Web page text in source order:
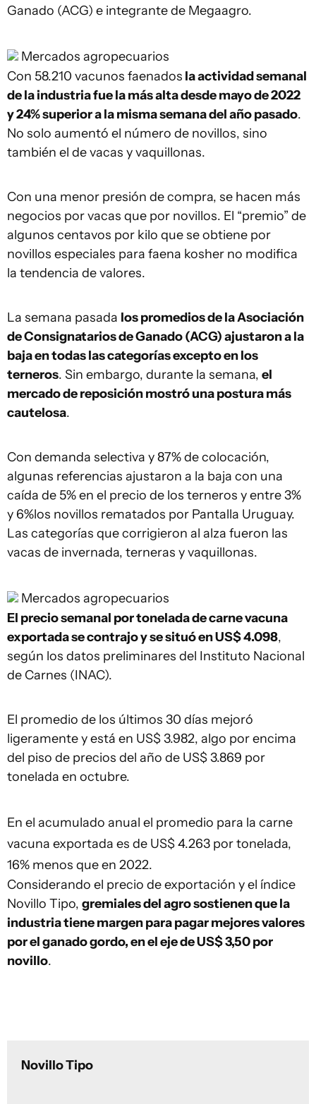
Ganado (ACG) e integrante de Megaagro.
Mercados agropecuarios
Con 58.210 vacunos faenados la actividad semanal
de la industria fue la más alta desde mayo de 2022
y 24% superior a la misma semana del año pasado.
No solo aumentó el número de novillos, sino
también el de vacas y vaquillonas.
Con una menor presión de compra, se hacen más
negocios por vacas que por novillos. El “premio” de
algunos centavos por kilo que se obtiene por
novillos especiales para faena kosher no modifica
la tendencia de valores.
La semana pasada los promedios de la Asociación
de Consignatarios de Ganado (ACG) ajustaron a la
baja en todas las categorías excepto en los
terneros. Sin embargo, durante la semana, el
mercado de reposición mostró una postura más
cautelosa.
Con demanda selectiva y 87% de colocación,
algunas referencias ajustaron a la baja con una
caída de 5% en el precio de los terneros y entre 3%
y 6%los novillos rematados por Pantalla Uruguay.
Las categorías que corrigieron al alza fueron las
vacas de invernada, terneras y vaquillonas.
Mercados agropecuarios
El precio semanal por tonelada de carne vacuna
exportada se contrajo y se situó en US$ 4.098,
según los datos preliminares del Instituto Nacional
de Carnes (INAC).
El promedio de los últimos 30 días mejoró
ligeramente y está en US$ 3.982, algo por encima
del piso de precios del año de US$ 3.869 por
tonelada en octubre.
En el acumulado anual el promedio para la carne
vacuna exportada es de US$ 4.263 por tonelada,
16% menos que en 2022.
Considerando el precio de exportación y el índice
Novillo Tipo, gremiales del agro sostienen que la
industria tiene margen para pagar mejores valores
por el ganado gordo, en el eje de US$ 3,50 por
novillo.
Novillo Tipo